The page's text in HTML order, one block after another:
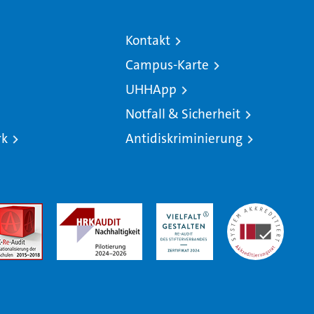
Kontakt
Campus-Karte
UHHApp
Notfall & Sicherheit
Antidiskriminierung